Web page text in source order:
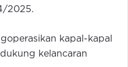
2025.
kapal-kapal
kelancaran